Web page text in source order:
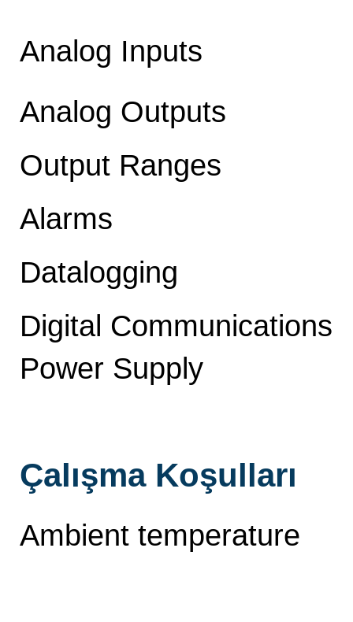
Analog Inputs
Analog Outputs
Output Ranges
Alarms
Datalogging
Digital Communications
Power Supply
Çalışma Koşulları
Ambient temperature